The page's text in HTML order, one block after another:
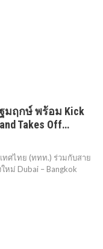
มฤกษ์ พร้อม Kick
Takes Off…
ทศไทย (ททท.) ร่วมกับสาย
หม่ Dubai – Bangkok